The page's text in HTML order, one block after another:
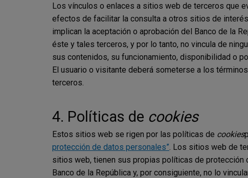
Los vínculos o enlaces a sitios web de terceros que
efectos de facilitar la consulta a otros sitios de
implican la aceptación o aprobación del Banco de la
éste y tales terceros, y por lo tanto, no vincula de
sus contenidos, su funcionamiento, disponibilidad o
El usuario o visitante deberá someterse a los
terceros.
4. Políticas de cookies
Estos sitios web se rigen por las políticas de cookies
protección de datos personales”. Los sitios web de
sitios web, tienen sus propias políticas de protección
Banco de la República y, por consiguiente, no lo